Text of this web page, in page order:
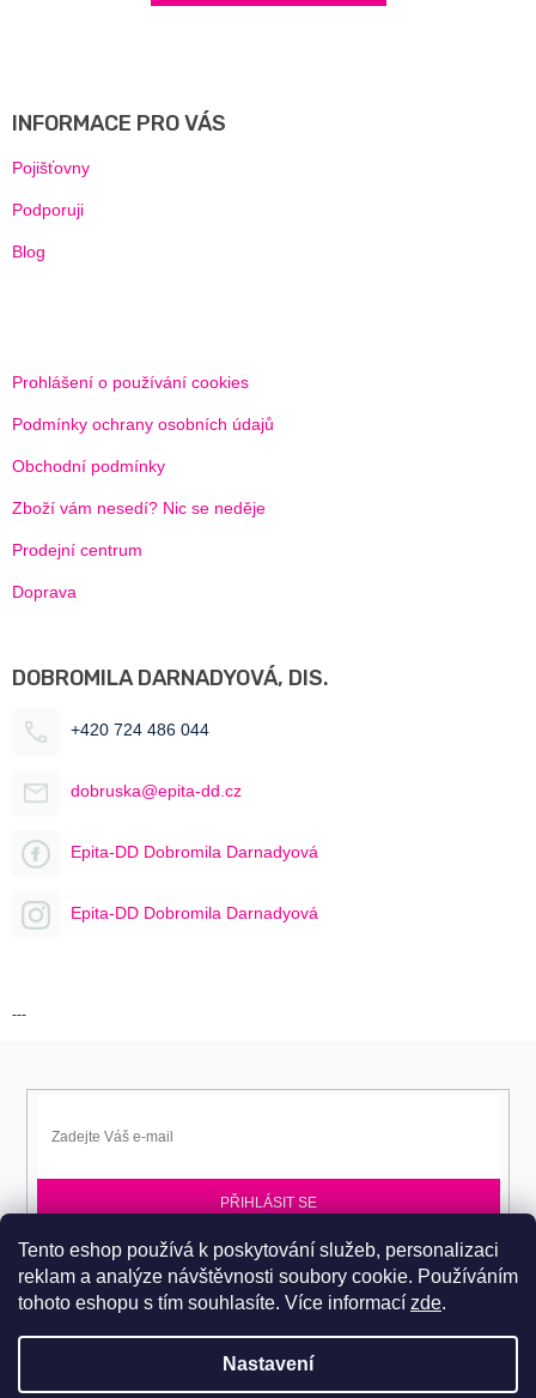
Tento eshop používá k poskytování služeb, personalizaci
reklam a analýze návštěvnosti soubory cookie. Používáním
tohoto eshopu s tím souhlasíte. Více informací zde.
Nastavení
INFORMACE PRO VÁS
Pojišťovny
Podporuji
Blog
Prohlášení o používání cookies
Podmínky ochrany osobních údajů
Obchodní podmínky
Zboží vám nesedí? Nic se neděje
Prodejní centrum
Doprava
DOBROMILA DARNADYOVÁ, DIS.
+420 724 486 044
dobruska@epita-dd.cz
Epita-DD Dobromila Darnadyová
Epita-DD Dobromila Darnadyová
---
PŘIHLÁSIT SE
Přihlaste se k EPITA-DD a získávejte novinky jako první.